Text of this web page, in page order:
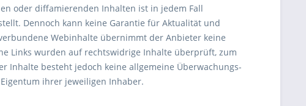
oder diffamierenden Inhalten ist in jedem Fall
Dennoch kann keine Garantie für Aktualität und
Webinhalte übernimmt der Anbieter keine
Links wurden auf rechtswidrige Inhalte überprüft, zum
Inhalte besteht jedoch keine allgemeine Überwachungs-
ihrer jeweiligen Inhaber.